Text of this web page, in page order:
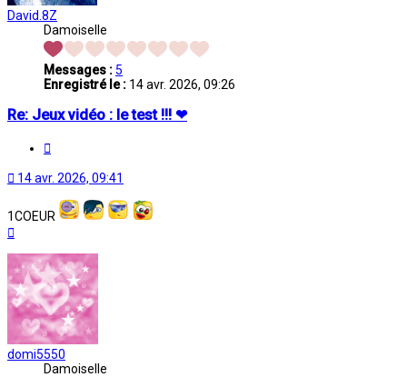
David.8Z
Damoiselle
Messages :5
Enregistré le : 14 avr. 2026, 09:26
Re: Jeux vidéo : le test !!! ❤
14 avr. 2026, 09:41
1COEUR
domi5550
Damoiselle